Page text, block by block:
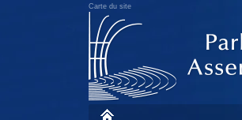
Carte du site